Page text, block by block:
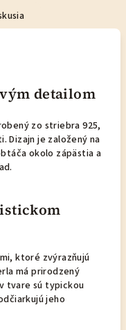
detailom
zo striebra 925,
Dizajn je založený na
okolo zápästia a
ktoré zvýrazňujú
má prirodzený
tvare sú typickou
jeho